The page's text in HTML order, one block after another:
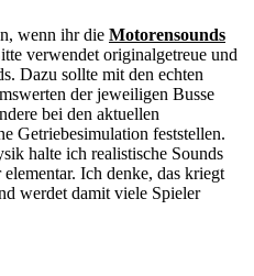
wenn ihr die Motorensounds
verwendet originalgetreue und
Dazu sollte mit den echten
der jeweiligen Busse
bei den aktuellen
Getriebesimulation feststellen.
halte ich realistische Sounds
Ich denke, das kriegt
werdet damit viele Spieler